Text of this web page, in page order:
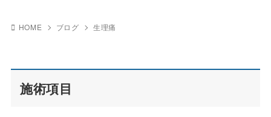
HOME ブログ 生理痛
施術項目